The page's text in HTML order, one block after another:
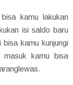
kamu lakukan
isi saldo baru
bisa kamu kunjungi
kamu bisa